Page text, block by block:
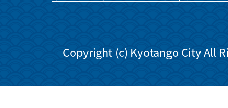
Copyright (c) Kyotango City All